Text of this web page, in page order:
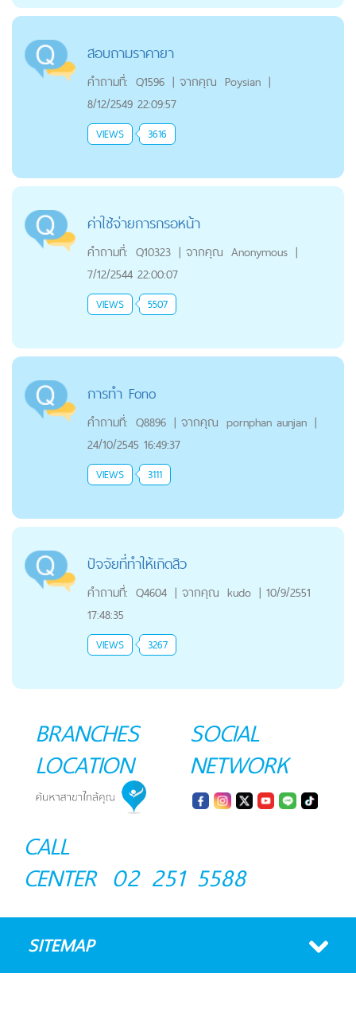
สอบถามราคายา
คำถามที่: Q1596 | จากคุณ Poysian |
8/12/2549 22:09:57
VIEWS 3616
ค่าใช้จ่ายการกรอหน้า
คำถามที่: Q10323 | จากคุณ Anonymous |
7/12/2544 22:00:07
VIEWS 5507
การทำ Fono
คำถามที่: Q8896 | จากคุณ pornphan aunjan |
24/10/2545 16:49:37
VIEWS 3111
ปัจจัยที่ทำให้เกิดสิว
คำถามที่: Q4604 | จากคุณ kudo | 10/9/2551
17:48:35
VIEWS 3267
BRANCHES
LOCATION
SOCIAL
NETWORK
CALL
CENTER 02 251 5588
SITEMAP